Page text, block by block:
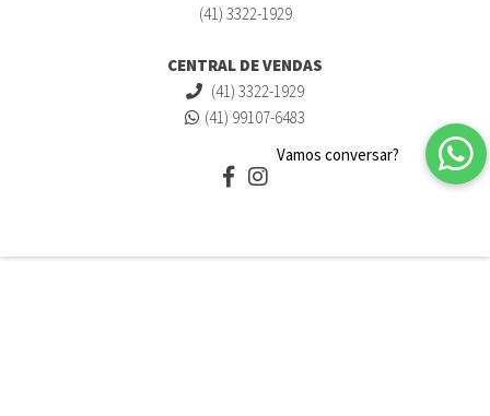
(41) 3322-1929
CENTRAL DE VENDAS
(41) 3322-1929
(41) 99107-6483